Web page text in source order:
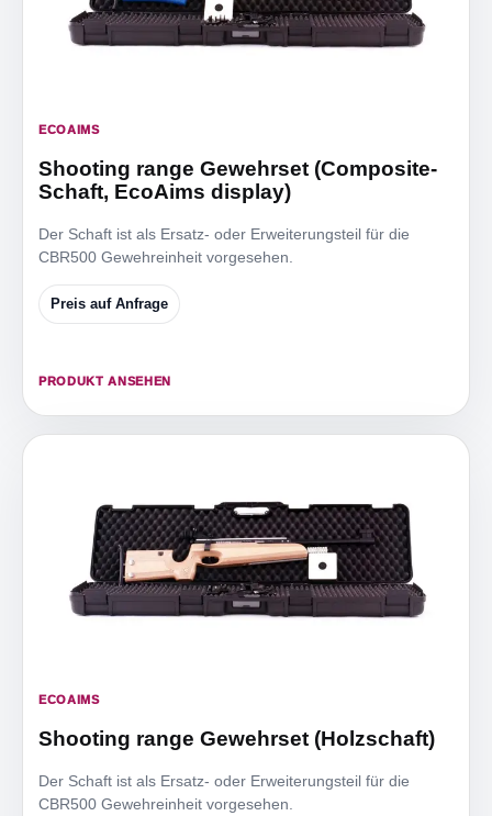
ECOAIMS
Shooting range Gewehrset (Composite-
Schaft, EcoAims display)
Der Schaft ist als Ersatz- oder Erweiterungsteil für die
CBR500 Gewehreinheit vorgesehen.
Preis auf Anfrage
PRODUKT ANSEHEN
ECOAIMS
Shooting range Gewehrset (Holzschaft)
Der Schaft ist als Ersatz- oder Erweiterungsteil für die
CBR500 Gewehreinheit vorgesehen.